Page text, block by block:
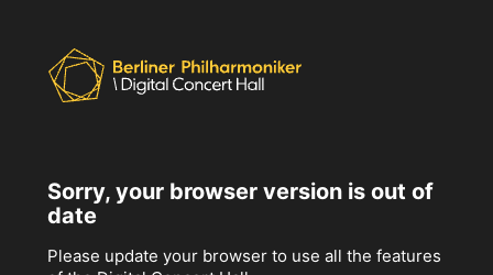
Sorry, your browser version is out of
date
Please update your browser to use all the features